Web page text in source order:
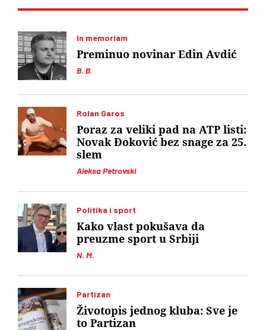
In memoriam
B. B.
Preminuo novinar Edin Avdić
Rolan Garos
Aleksa Petrovski
Poraz za veliki pad na ATP listi:
Novak Đoković bez snage za 25.
slem
Politika i sport
N. M.
Kako vlast pokušava da
preuzme sport u Srbiji
Partizan
Životopis jednog kluba: Sve je
to Partizan